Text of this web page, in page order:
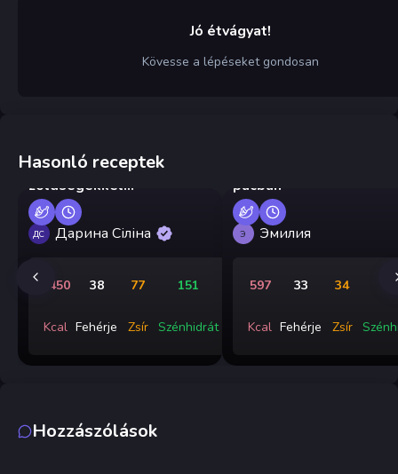
Jó étvágyat!
Kövesse a lépéseket gondosan
Hasonló receptek
Tészta csirkével és
zöldségekkel
serpenyőben
ДС Дарина Сіліна
1450
Kcal
38
Fehérje
77
Zsír
151
Szénhidrát
pácban
Э Эмилия
597
Kcal
33
Fehérje
34
Zsír
Hozzászólások